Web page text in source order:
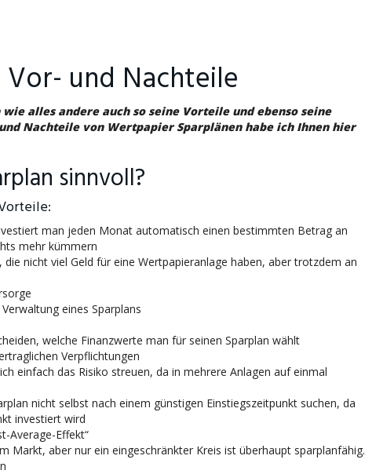
und Nachteile
alles andere auch so seine Vorteile und ebenso seine
Nachteile von Wertpapier Sparplänen habe ich Ihnen hier
sinnvoll?
man jeden Monat automatisch einen bestimmten Betrag an
mehr kümmern
nicht viel Geld für eine Wertpapieranlage haben, aber trotzdem an
eines Sparplans
welche Finanzwerte man für seinen Sparplan wählt
Verpflichtungen
einfach das Risiko streuen, da in mehrere Anlagen auf einmal
nicht selbst nach einem günstigen Einstiegszeitpunkt suchen, da
investiert wird
Average-Effekt“
Markt, aber nur ein eingeschränkter Kreis ist überhaupt sparplanfähig.